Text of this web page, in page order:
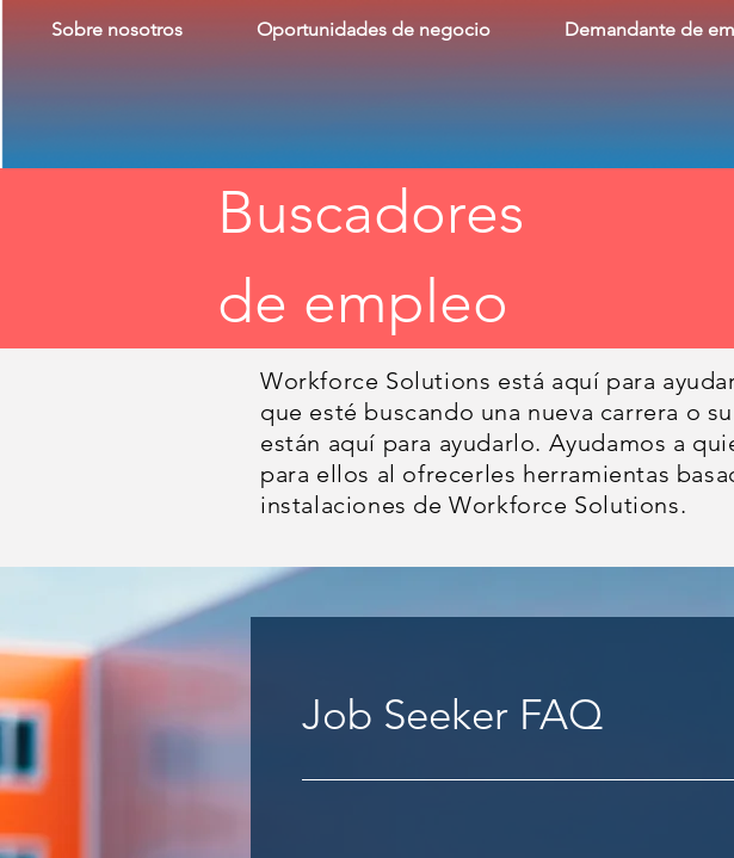
Sobre nosotros Oportunidades de negocio Demandante de
Buscadores
de empleo
Workforce Solutions está aquí para
que esté buscando una nueva carrera o
están aquí para ayudarlo. Ayudamos a
para ellos al ofrecerles herramientas
instalaciones de Workforce Solutions.
Job Seeker FAQ